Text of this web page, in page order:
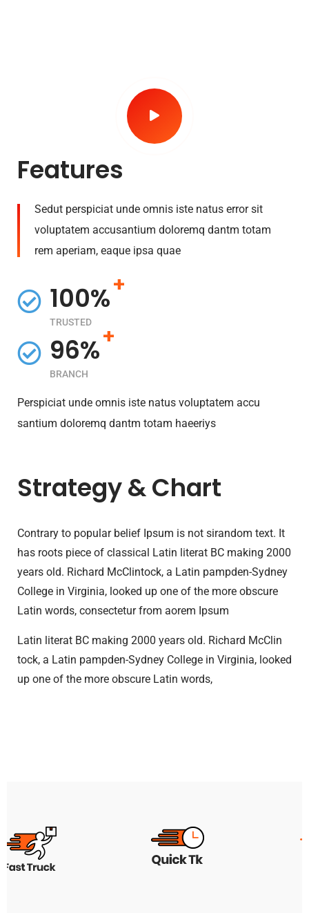
Features
Sedut perspiciat unde omnis iste natus error sit
voluptatem accusantium doloremq dantm totam
rem aperiam, eaque ipsa quae
100%+
TRUSTED
96%+
BRANCH
Perspiciat unde omnis iste natus voluptatem accu
santium doloremq dantm totam haeeriys
Strategy & Chart
Contrary to popular belief Ipsum is not sirandom text. It
has roots piece of classical Latin literat BC making 2000
years old. Richard McClintock, a Latin pampden-Sydney
College in Virginia, looked up one of the more obscure
Latin words, consectetur from aorem Ipsum
Latin literat BC making 2000 years old. Richard McClin
tock, a Latin pampden-Sydney College in Virginia, looked
up one of the more obscure Latin words,